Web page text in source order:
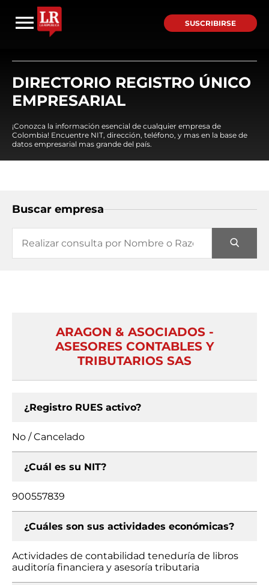
SUSCRIBIRSE
DIRECTORIO REGISTRO ÚNICO
EMPRESARIAL
¡Conozca la información esencial de cualquier empresa de
Colombia! Encuentre NIT, dirección, teléfono, y mas en la base de
datos empresarial mas grande del país.
Buscar empresa
ARAGON & ASOCIADOS -
ASESORES CONTABLES Y
TRIBUTARIOS SAS
¿Registro RUES activo?
No / Cancelado
¿Cuál es su NIT?
900557839
¿Cuáles son sus actividades económicas?
Actividades de contabilidad teneduría de libros
auditoría financiera y asesoría tributaria